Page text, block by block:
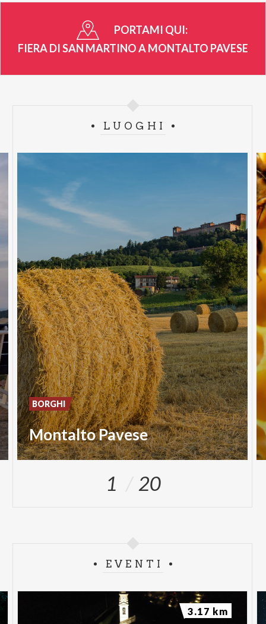
PORTAMI QUI:
FIERA DI SAN MARTINO A MONTALTO PAVESE
LUOGHI
Montalto Pavese
BORGHI
1 20
EVENTI
3.17 km